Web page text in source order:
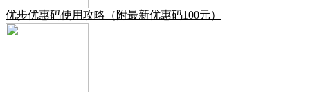
优步优惠码使用攻略（附最新优惠码100元）